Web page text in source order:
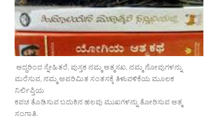
ಆದ್ದರಿಂದ ಸ್ನೇಹಿತರೆ, ಪುಸ್ತಕ ನಮ್ಮ ಆತ್ಮಸಖ, ನಮ್ಮ ನೋವುಗಳನ್ನು
ಮರೆಸುವ, ನಮ್ಮ ಅಪರಿಮಿತ ಸಂತಸಕ್ಕೆ ತಿಳುವಳಿಕೆಯ ಮೂಲಕ
ನಿರ್ಲಿಪ್ತಿಯ
ಕವಚ ತೊಡಿಸುವ ಬದುಕಿನ ಹಲವು ಮುಖಗಳನ್ನು ತೋರಿಸುವ ಆತ್ಮ
ಸಂಗಾತಿ.